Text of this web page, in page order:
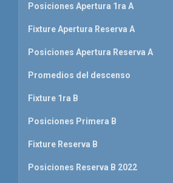
Posiciones Apertura 1ra A
Fixture Apertura Reserva A
Posiciones Apertura Reserva A
Promedios del descenso
Fixture 1ra B
Posiciones Primera B
Fixture Reserva B
Posiciones Reserva B 2022